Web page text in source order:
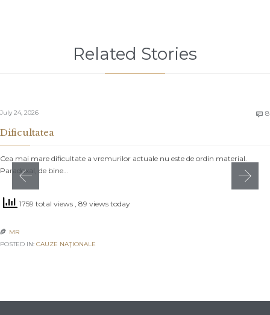
Related Stories
July 24, 2026  8
Dificultatea
Cea mai mare dificultate a vremurilor actuale nu este de ordin material.
Paradoxal, de bine…
1759 total views , 89 views today
 MR
POSTED IN: CAUZE NAŢIONALE